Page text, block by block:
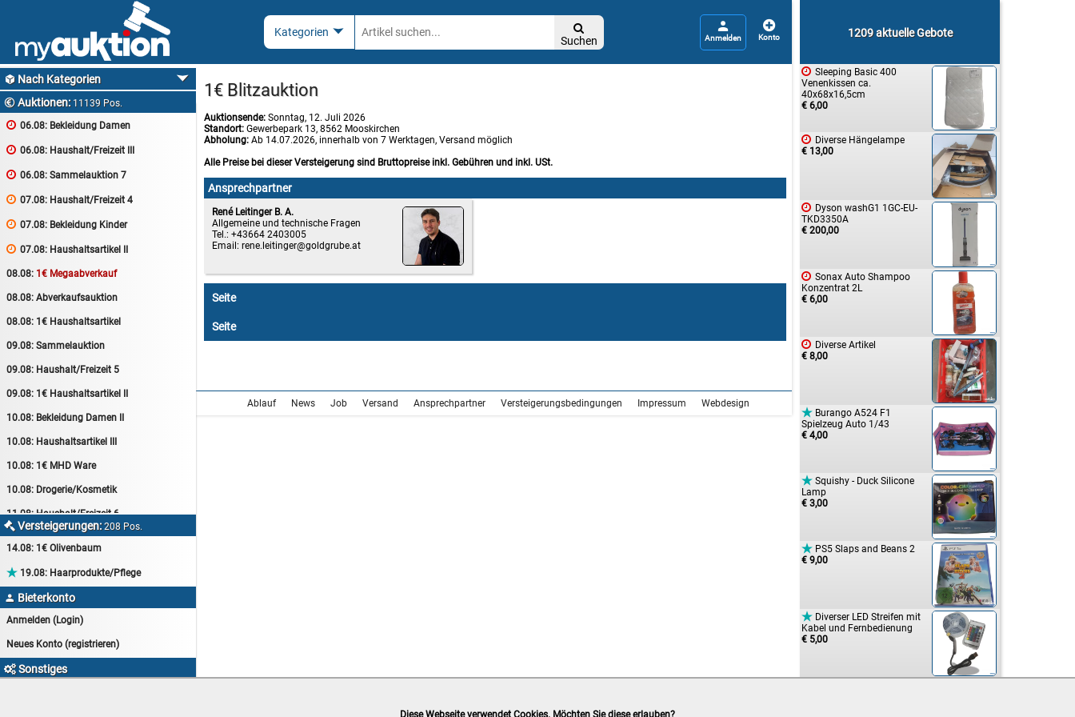

Suchen
 
 Nach Kategorien
 Auktionen: 11139 Pos.
 06.08: Bekleidung Damen
 06.08: Haushalt/Freizeit III
 06.08: Sammelauktion 7
 07.08: Haushalt/Freizeit 4
 07.08: Bekleidung Kinder
 07.08: Haushaltsartikel II
08.08: 1€ Megaabverkauf
08.08: Abverkaufsauktion
08.08: 1€ Haushaltsartikel
09.08: Sammelauktion
09.08: Haushalt/Freizeit 5
09.08: 1€ Haushaltsartikel II
10.08: Bekleidung Damen II
10.08: Haushaltsartikel III
10.08: 1€ MHD Ware
10.08: Drogerie/Kosmetik
11.08:Haushalt/Freizeit 6
11.08:Motoröl Auktion
11.08:Haushalt/Freizeit 7
12.08:Sammelauktion
12.08:Pralinen Auktion
12.08:Haushalt/Freizeit
 Versteigerungen:208 Pos.
14.08: 1€ Olivenbaum
 19.08: Haarprodukte/Pflege
 Bieterkonto
Anmelden (Login)
Neues Konto (registrieren)
Sonstiges
1209 aktuelle Gebote
 Sleeping Basic 400
Venenkissen ca.
40x68x16,5cm
€ 6,00
 Diverse Hängelampe
€ 13,00
 Dyson washG1 1GC-EU-
TKD3350A
€ 200,00
 Sonax Auto Shampoo
Konzentrat 2L
€ 6,00
 Diverse Artikel
€ 8,00
 Burango A524 F1
Spielzeug Auto 1/43
€ 4,00
 Squishy - Duck Silicone
Lamp
€ 3,00
 PS5 Slaps and Beans 2
€ 9,00
 Diverser LED Streifen mit
Kabel und Fernbedienung
€ 5,00
1€ Blitzauktion
Auktionsende: Sonntag, 12. Juli 2026
Standort: Gewerbepark 13, 8562 Mooskirchen
Abholung: Ab 14.07.2026, innerhalb von 7 Werktagen, Versand möglich
Alle Preise bei dieser Versteigerung sind Bruttopreise inkl. Gebühren und inkl. USt.
Ansprechpartner
René Leitinger B. A.
Allgemeine und technische Fragen
Tel.: +43664 2403005
Email: rene.leitinger
Seite
Seite
Ablauf News Job Versand Ansprechpartner Versteigerungsbedingungen Impressum Webdesign
Diese Webseite verwendet Cookies. Möchten Sie diese erlauben?